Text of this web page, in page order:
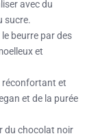
avec du
sucre.
beurre par des
et
réconfortant et
et de la purée
du chocolat noir